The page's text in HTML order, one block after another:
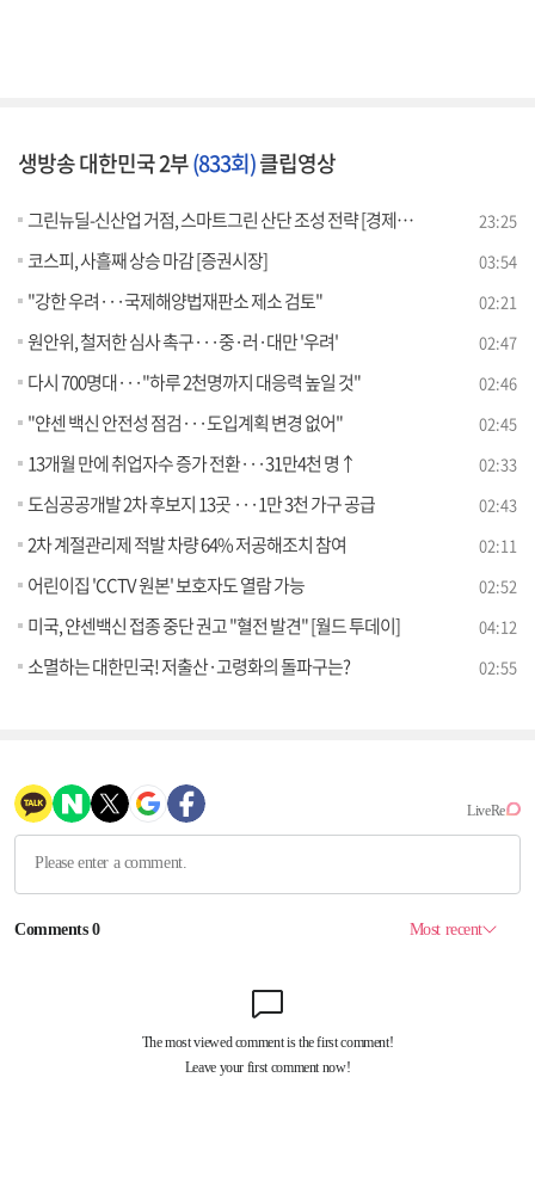
생방송 대한민국 2부(833회)클립영상
그린뉴딜-신산업 거점, 스마트그린 산단 조성 전략 [경제&이슈] 23:25
코스피, 사흘째 상승 마감 [증권시장] 03:54
"강한 우려···국제해양법재판소 제소 검토" 02:21
원안위, 철저한 심사 촉구···중·러·대만 '우려' 02:47
다시 700명대···"하루 2천명까지 대응력 높일 것" 02:46
"얀센 백신 안전성 점검···도입계획 변경 없어" 02:45
13개월 만에 취업자수 증가 전환···31만4천 명↑ 02:33
도심공공개발 2차 후보지 13곳 ···1만 3천 가구 공급 02:43
2차 계절관리제 적발 차량 64% 저공해조치 참여 02:11
어린이집 'CCTV 원본' 보호자도 열람 가능 02:52
미국, 얀센백신 접종 중단 권고 "혈전 발견" [월드 투데이] 04:12
소멸하는 대한민국! 저출산·고령화의 돌파구는? 02:55